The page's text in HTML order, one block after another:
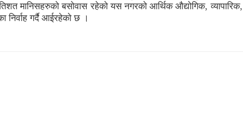
बसोवास रहेको यस नगरको आर्थिक औद्योगिक,
गर्दै आईरहेको छ ।